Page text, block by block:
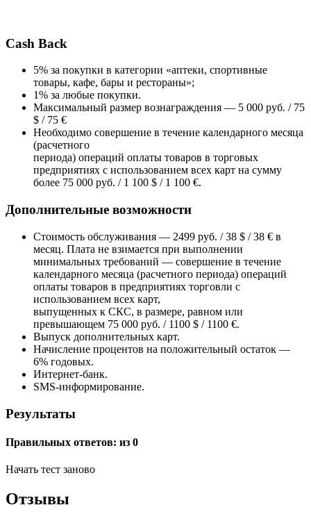
Cash Back
5% за покупки в категории «аптеки, спортивные
товары, кафе, бары и рестораны»;
1% за любые покупки.
Максимальный размер вознаграждения — 5 000 руб. / 75
$ / 75 €
Необходимо совершение в течение календарного месяца
(расчетного
периода) операций оплаты товаров в торговых
предприятиях с использованием всех карт на сумму
более 75 000 руб. / 1 100 $ / 1 100 €.
Дополнительные возможности
Стоимость обслуживания — 2499 руб. / 38 $ / 38 € в
месяц. Плата не взимается при выполнении
минимальных требований — совершение в течение
календарного месяца (расчетного периода) операций
оплаты товаров в предприятиях торговли с
использованием всех карт,
выпущенных к СКС, в размере, равном или
превышающем 75 000 руб. / 1100 $ / 1100 €.
Выпуск дополнительных карт.
Начисление процентов на положительный остаток —
6% годовых.
Интернет-банк.
SMS-информирование.
Результаты
Правильных ответов: из 0
Начать тест заново
Отзывы